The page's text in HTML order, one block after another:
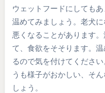
ウェットフードにしても
温めてみましょう。老犬
悪くなることがあります
て、食欲をそそります。
るので気を付けてくださ
うも様子がおかしい、そ
しょう。